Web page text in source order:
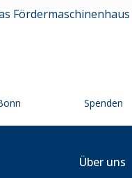
Spenden
Über uns